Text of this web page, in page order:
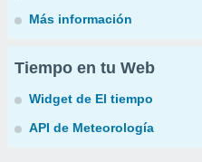
Más información
Tiempo en tu Web
Widget de El tiempo
API de Meteorología